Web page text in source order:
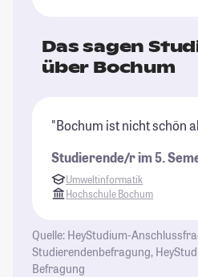
Das sagen
über Bochum
"Bochum ist nicht schön
Studierende/r im 5.
Umweltinformatik
Hochschule Bochum
Quelle: HeyStudium-
Studierendenbefragung,
Befragung